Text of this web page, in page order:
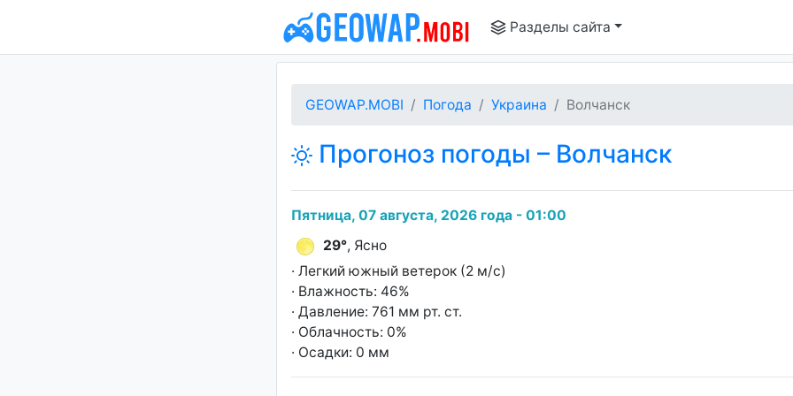
Разделы сайта
GEOWAP.MOBI Погода Украина Волчанск
Прогоноз погоды – Волчанск
Пятница, 07 августа, 2026 года - 01:00
29°, Ясно
· Легкий южный ветерок (2 м/с)
· Влажность: 46%
· Давление: 761 мм рт. ст.
· Облачность: 0%
· Осадки: 0 мм